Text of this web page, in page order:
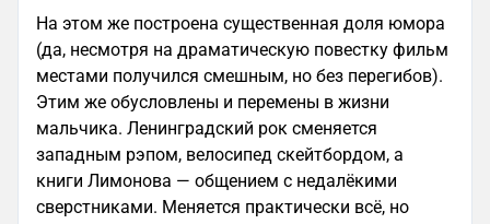
На этом же построена существенная доля юмора
(да, несмотря на драматическую повестку фильм
местами получился смешным, но без перегибов).
Этим же обусловлены и перемены в жизни
мальчика. Ленинградский рок сменяется
западным рэпом, велосипед скейтбордом, а
книги Лимонова — общением с недалёкими
сверстниками. Меняется практически всё, но